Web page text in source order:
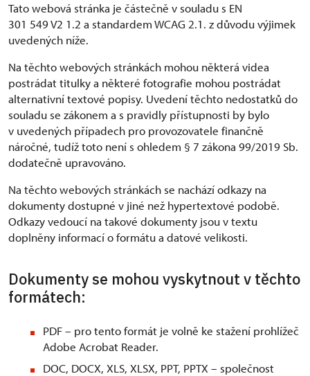
Tato webová stránka je částečně v souladu s EN
301 549 V2 1.2 a standardem WCAG 2.1. z důvodu výjimek
uvedených níže.
Na těchto webových stránkách mohou některá videa
postrádat titulky a některé fotografie mohou postrádat
alternativní textové popisy. Uvedení těchto nedostatků do
souladu se zákonem a s pravidly přístupnosti by bylo
v uvedených případech pro provozovatele finančně
náročné, tudíž toto není s ohledem § 7 zákona 99/2019 Sb.
dodatečně upravováno.
Na těchto webových stránkách se nachází odkazy na
dokumenty dostupné v jiné než hypertextové podobě.
Odkazy vedoucí na takové dokumenty jsou v textu
doplněny informací o formátu a datové velikosti.
Dokumenty se mohou vyskytnout v těchto
formátech:
PDF – pro tento formát je volně ke stažení prohlížeč
Adobe Acrobat Reader.
DOC, DOCX, XLS, XLSX, PPT, PPTX – společnost